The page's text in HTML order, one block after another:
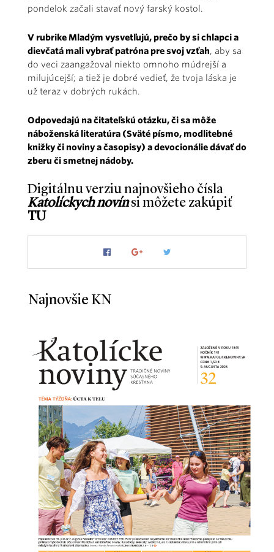
pondelok začali stavať nový farský kostol.
V rubrike Mladým vysvetľujú, prečo by si chlapci a
dievčatá mali vybrať patróna pre svoj vzťah, aby sa
do veci zaangažoval niekto omnoho múdrejší a
milujúcejší; a tiež je dobré vedieť, že tvoja láska je
už teraz v dobrých rukách.
Odpovedajú na čitateľskú otázku, či sa môže
náboženská literatúra (Sväté písmo, modlitebné
knižky či noviny a časopisy) a devocionálie dávať do
zberu či smetnej nádoby.
Digitálnu verziu najnovšieho čísla
Katolíckych novínsi môžete zakúpiť
TU
Najnovšie KN